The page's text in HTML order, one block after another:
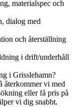
materialspec och
dialog med
och återställning
i drift/underhåll
i Grisslehamn?
återkommer vi med
eller få pris på
vi dig snabbt.